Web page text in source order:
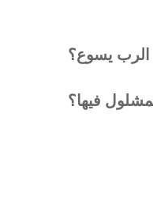
الرب يسوع؟
فيها؟